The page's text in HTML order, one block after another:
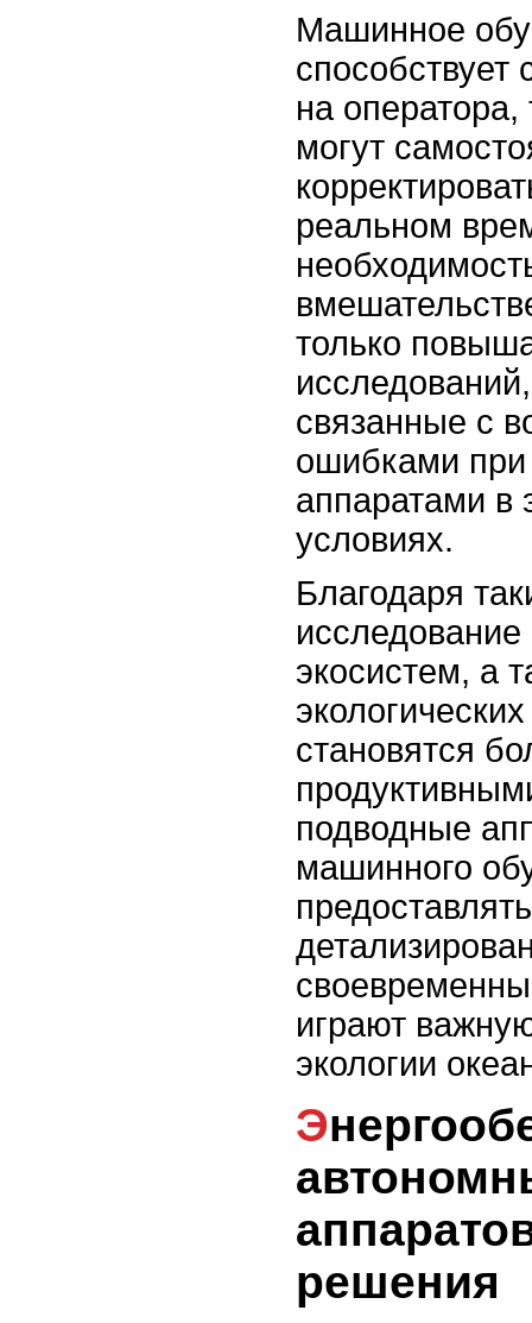
Машинное
способствует
на оператора,
могут
реальном
только
связанные с
ошибками при
аппаратами в
условиях.
Благодаря
исследование
экосистем, а
становятся
подводные
машинного
играют
экологии
Энергообеспечение
решения